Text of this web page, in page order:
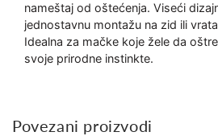
nameštaj od oštećenja. Viseći
jednostavnu montažu na zid ili
Idealna za mačke koje žele da
svoje prirodne instinkte.
Povezani proizvodi